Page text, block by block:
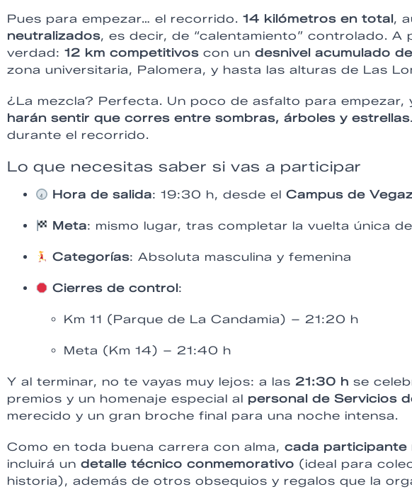
Pues para empezar… el recorrido. 14 kilómetros en total,
neutralizados, es decir, de “calentamiento” controlado. A
verdad: 12 km competitivos con un desnivel acumulado
zona universitaria, Palomera, y hasta las alturas de Las
¿La mezcla? Perfecta. Un poco de asfalto para empezar,
harán sentir que corres entre sombras, árboles y estrellas
durante el recorrido.
Lo que necesitas saber si vas a participar
Hora de salida: 19:30 h, desde elCampus de
Meta: mismo lugar, tras completar la vuelta única
Categorías: Absoluta masculina y femenina
Cierres de control:
Km 11 (Parque de La Candamia) – 21:20 h
Meta (Km 14) – 21:40 h
Y al terminar, no te vayas muy lejos: a las 21:30 h se
premios y un homenaje especial al personal de Servicios
merecido y un gran broche final para una noche intensa.
Como en toda buena carrera con alma, cada participante
incluirá un detalle técnico conmemorativo (ideal para
historia), además de otros obsequios y regalos que la